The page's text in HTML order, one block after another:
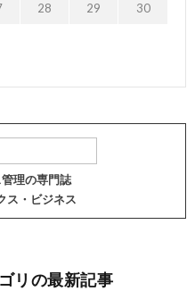
28 29 30
理の専門誌
ス・ビジネス
リの最新記事